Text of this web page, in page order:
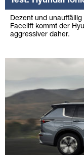
Dezent und
Facelift kommt der
aggressiver daher.